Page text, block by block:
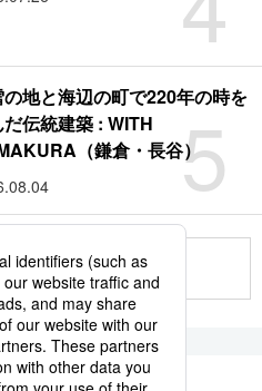
5
地と海辺の町で220年の時を
伝統建築 : WITH
（鎌倉・長谷）
見る